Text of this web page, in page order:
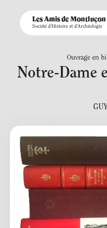
Les Amis de Montluçon
Société d'Histoire et d'Archéologie
Ouvrage en
Notre-Dame